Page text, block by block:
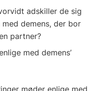
adskiller de sig
demens, der bor
partner?
med demens’